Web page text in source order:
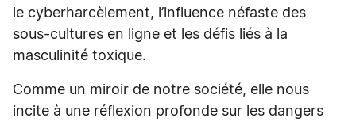
le cyberharcèlement, l’influence néfaste des
sous-cultures en ligne et les défis liés à la
masculinité toxique.
Comme un miroir de notre société, elle nous
incite à une réflexion profonde sur les dangers